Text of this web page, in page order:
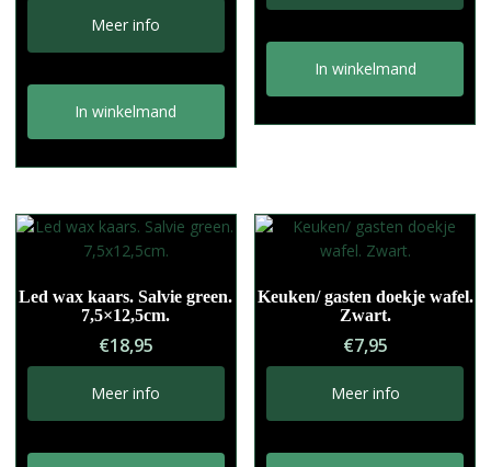
Meer info
In winkelmand
In winkelmand
Led wax kaars. Salvie green.
7,5×12,5cm.
€18,95
Meer info
Keuken/ gasten doekje wafel.
Zwart.
€7,95
Meer info